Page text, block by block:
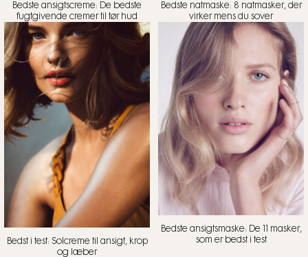
Bedste ansigtscreme: De bedste
fugtgivende cremer til tør hud
Bedste natmaske: 8 natmasker, der
virker mens du sover
Bedst i test: Solcreme til ansigt, krop
og læber
Bedste ansigtsmaske: De 11 masker,
som er bedst i test